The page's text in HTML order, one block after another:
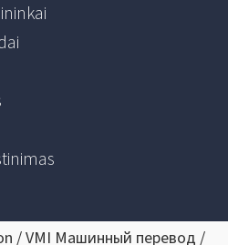
/ VMI Машинный перевод /